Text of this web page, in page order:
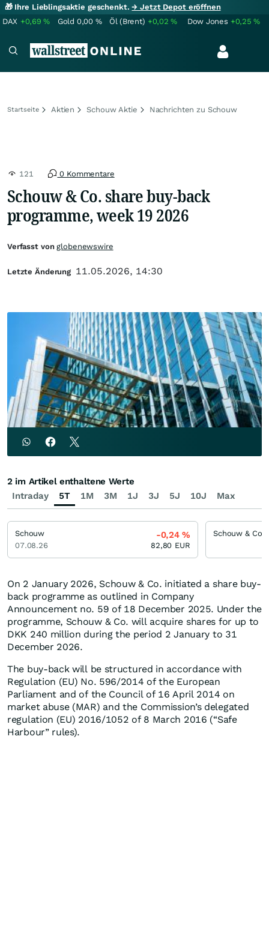
🎁 Ihre Lieblingsaktie geschenkt.→ Jetzt Depot eröffnen
DAX +0,69% Gold 0,00 % Öl (Brent) +0,02% Dow Jones +0,25%
Startseite Aktien Schouw Aktie Nachrichten zu Schouw
121 0 Kommentare
Schouw & Co. share buy-back
programme, week 19 2026
On 2 January 2026, Schouw & Co. initiated a share buy-
back programme as outlined in Company
Announcement no. 59 of 18 December 2025. Under the
programme, Schouw & Co. will acquire shares for up to
DKK 240 million during the period 2 January to 31
December 2026.
The buy-back will be structured in accordance with
Regulation (EU) No. 596/2014 of the European
Parliament and of the Council of 16 April 2014 on
market abuse (MAR) and the Commission’s delegated
regulation (EU) 2016/1052 of 8 March 2016 (“Safe
Harbour” rules).
Verfasst vonglobenewswire
Letzte Änderung 11.05.2026, 14:30
Intraday 5T 1M 3M 1J 3J 5J 10J Max
2 im Artikel enthaltene Werte
Schouw
07.08.26
-0,24%
82,80 EUR